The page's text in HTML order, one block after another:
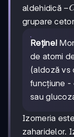
aldehidică -
−
grupare
Reține!
de atomi
(aldoză vs
funcțiune -
sau
Izomeria
zaharidelor.